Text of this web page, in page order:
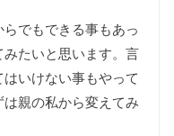
でもできる事もあっ
たいと思います。言
いけない事もやって
親の私から変えてみ